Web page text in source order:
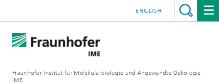
Fraunhofer-Institut für Molekularbiologie und Angewandte Oekologie
IME
ENGLISH